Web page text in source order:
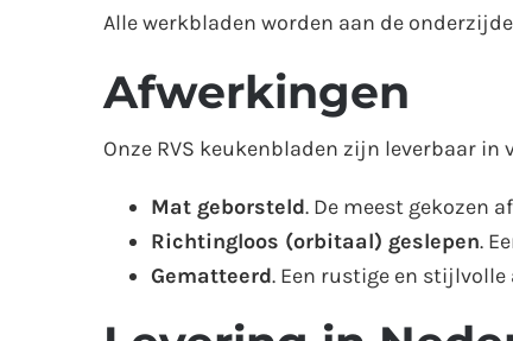
Alle werkbladen worden aan de
Afwerkingen
Onze RVS keukenbladen zijn leverbaar
Mat geborsteld. De meest gekozen
Richtingloos (orbitaal) geslepen.
Gematteerd. Een rustige en